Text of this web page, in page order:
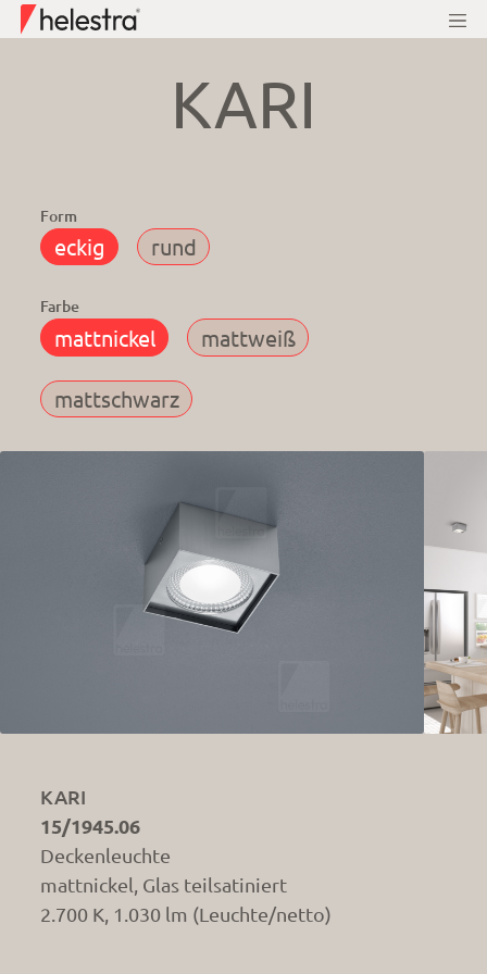
KARI
Form
Farbe
KARI
15/1945.06
Deckenleuchte
mattnickel, Glas teilsatiniert
2.700 K, 1.030 lm (Leuchte/netto)